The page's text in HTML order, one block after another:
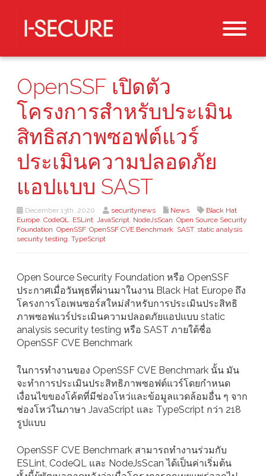
OpenSSF เปิดตัว
โครงการสำหรับประเมิน
สิทธิสภาพซอฟต์แวร์
ประเมินความปลอดภัย
แอปแบบ SAST
December 13th, 2020 securitynews News
Black Hat
Europe, CodeQL, ESLint, JavaScript, NodeJsScan, Open Source Security
Foundation, OpenSSF, OpenSSF CVE Benchmark, SAST, static analysis
security testing, TypeScript
Open Source Security Foundation หรือ OpenSSF
ประกาศเมื่อวันพุธที่ผ่านมาในงาน Black Hat Europe ถึง
โครงการโอเพนซอร์สใหม่สำหรับการประเมินประสิทธิ
ภาพซอฟแวร์ประเมินความปลอดภัยแอปแบบ static
analysis security testing หรือ SAST ภายใต้ชื่อ
OpenSSF CVE Benchmark
ในการทำงานของ OpenSSF CVE Benchmark นั้น มัน
จะทำการประเมินประสิทธิภาพซอฟต์แวร์โดยกำหนด
เงื่อนไขของโค้ดที่มีช่องโหว่และข้อมูลแวดล้อมอื่น ๆ จาก
ช่องโหว่ในภาษา JavaScript และ TypeScript กว่า 218
รูปแบบ
OpenSSF CVE Benchmark สามารถทำงานร่วมกับ
ESLint, CodeQL และ NodeJsScan ได้เป็นค่าเริ่มต้น